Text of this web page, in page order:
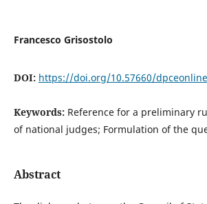
Francesco Grisostolo
DOI: https://doi.org/10.57660/
Keywords: Reference for a preliminary
of national judges; Formulation of the
Abstract